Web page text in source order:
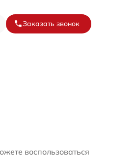
Заказать звонок
воспользоваться